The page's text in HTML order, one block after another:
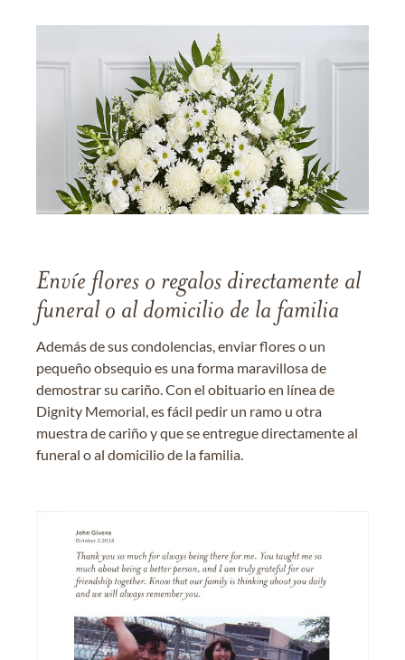
Envíe flores o regalos directamente al
funeral o al domicilio de la familia
Además de sus condolencias, enviar flores o un
pequeño obsequio es una forma maravillosa de
demostrar su cariño. Con el obituario en línea de
Dignity Memorial, es fácil pedir un ramo u otra
muestra de cariño y que se entregue directamente al
funeral o al domicilio de la familia.